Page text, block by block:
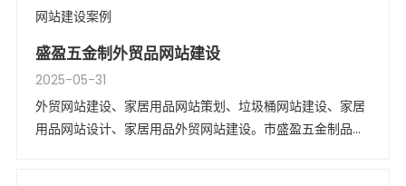
间、冲压以及装配等车间，实行一条龙全套生产。
网站建设案例
盛盈五金制外贸品网站建设
2025-05-31
外贸网站建设、家居用品网站策划、垃圾桶网站建设、家居
用品网站设计、家居用品外贸网站建设。市盛盈五金制品有